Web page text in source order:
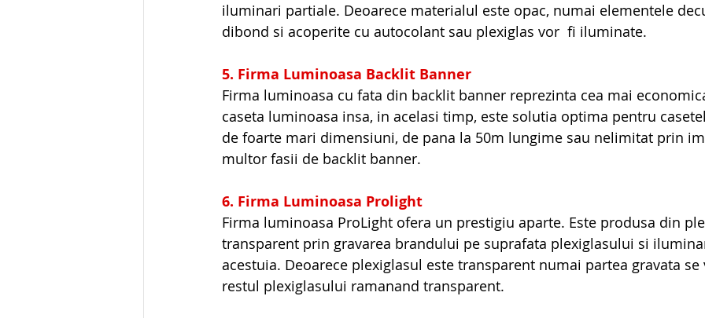
iluminari partiale. Deoarece materialul este opac, numai elementele
dibond si acoperite cu autocolant sau plexiglas vor  fi iluminate.
5. Firma Luminoasa Backlit Banner
Firma luminoasa cu fata din backlit banner reprezinta cea mai
caseta luminoasa insa, in acelasi timp, este solutia optima pentru
de foarte mari dimensiuni, de pana la 50m lungime sau nelimitat prin
multor fasii de backlit banner.
6. Firma Luminoasa Prolight
Firma luminoasa ProLight ofera un prestigiu aparte. Este produsa din
transparent prin gravarea brandului pe suprafata plexiglasului si
acestuia. Deoarece plexiglasul este transparent numai partea gravata
restul plexiglasului ramanand transparent.